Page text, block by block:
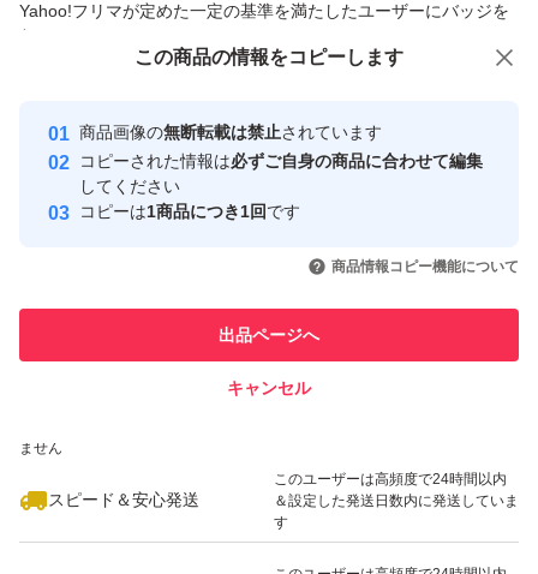
Yahoo!フリマが定めた一定の基準を満たしたユーザーにバッジを
付与しています
安心取引出品者
心・安全なユーザーです
取引実績
引を完了させた実績があります
での取引実績があります
ません
スピード＆安心発送
このユーザーは高頻度で24時間以内
＆設定した発送日数内に発送していま
す
この商品の情報をコピーします
商品画像の無断転載は禁止されています
コピーされた情報は必ずご自身の商品に合わせて編集
してください
コピーは1商品につき1回です
商品情報コピー機能について
出品ページへ
キャンセル
この商品をみている人にオススメ